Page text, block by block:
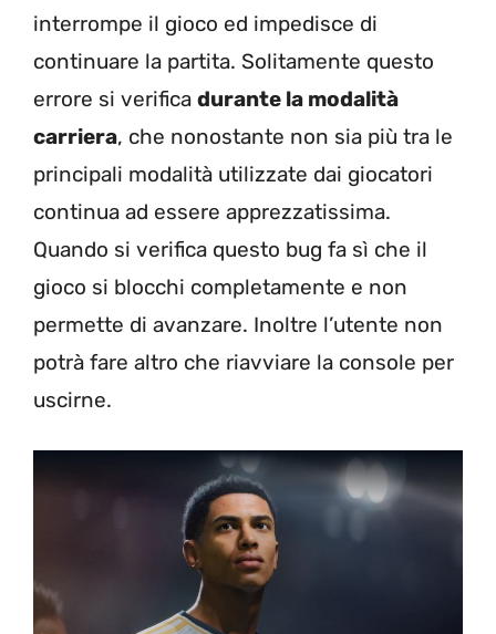
interrompe il gioco ed impedisce di
continuare la partita. Solitamente questo
errore si verifica durante la modalità
carriera, che nonostante non sia più tra le
principali modalità utilizzate dai giocatori
continua ad essere apprezzatissima.
Quando si verifica questo bug fa sì che il
gioco si blocchi completamente e non
permette di avanzare. Inoltre l’utente non
potrà fare altro che riavviare la console per
uscirne.